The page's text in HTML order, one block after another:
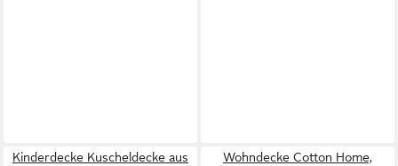
Kinderdecke Kuscheldecke aus
Wohndecke Cotton Home,